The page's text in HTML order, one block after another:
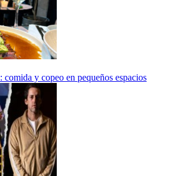
: comida y copeo en pequeños espacios